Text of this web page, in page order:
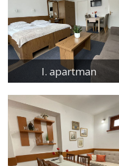
I. apartman